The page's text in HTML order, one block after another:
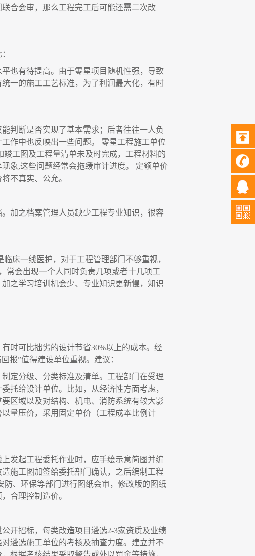
合会审，那么工程完工后可能还需二次改
也有待提高。由于零星项目随机性强，导致
一的施工工艺标准，为了利润最大化，有时
判断是否实现了基本需求；后者往往一人负
作中也反映出一些问题。
零星工程施工单位
工图及工程量清单未及时完成，工程材料的
象,这些问题经常会拖缓审计进度。 定额单价
不真实、公允。
加之档案管理人员缺少工程专业知识，很容
床一线医护，对于工程管理部门不够重视，
常会出现一个人同时负责几项或者十几项工
之学习培训机会少、专业知识更新慢，知识
时可比拙劣的设计节省30%以上的成本。经
报”值得建设单位重视。建议：
定分级、分类标准及清单。工程部门在受理
托给设计单位。比如，从经济性方面考虑，
区域以及对结构、机电、消防系统有较大影
量压价，采用固定单价（工程成本比例计
发起工程委托作业时，应手绘示意简图并编
施工图加签给委托部门确认，之后编制工程
、环保等部门进行图纸会审，修改版的图纸
合理控制造价。
开招标，每类改造项目遴选2-3家资质及业绩
遴选施工单位的考核及抽查力度。建立并不